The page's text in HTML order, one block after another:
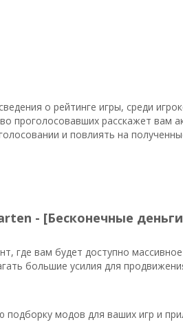
о рейтинге игры, среди
проголосовавших расскажет вам
и повлиять на
- [Бесконечные
где вам будет доступно
большие усилия для
модов для ваших игр и